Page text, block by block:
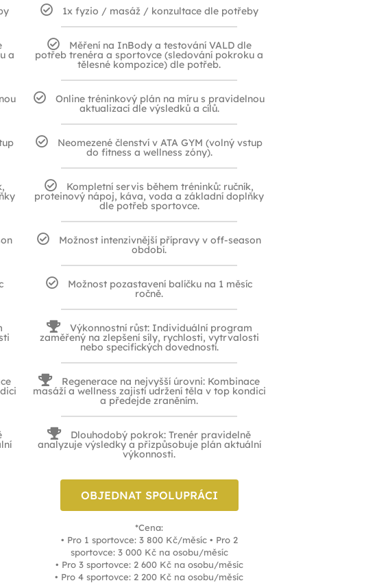
a
1x fyzio / masáž / konzultace dle potřeby
Měření na InBody a testování VALD dle
potřeb trenéra a sportovce (sledování pokroku a
tělesné kompozice) dle potřeb.
Online tréninkový plán na míru s pravidelnou
aktualizací dle výsledků a cílů.
Neomezené členství v ATA GYM (volný vstup
do fitness a wellness zóny).
Kompletní servis během tréninků: ručník,
proteinový nápoj, káva, voda a základní doplňky
dle potřeb sportovce.
Možnost intenzivnější přípravy v off-season
období.
Možnost pozastavení balíčku na 1 měsíc
ročně.
Výkonnostní růst: Individuální program
zaměřený na zlepšení síly, rychlosti, vytrvalosti
nebo specifických dovedností.
Regenerace na nejvyšší úrovni: Kombinace
masáží a wellness zajistí udržení těla v top kondici
a předejde zraněním.
Dlouhodobý pokrok: Trenér pravidelně
analyzuje výsledky a přizpůsobuje plán aktuální
výkonnosti.
OBJEDNAT SPOLUPRÁCI
*Cena:
• Pro 1 sportovce: 3 800 Kč/měsíc • Pro 2
sportovce: 3 000 Kč na osobu/měsíc
• Pro 3 sportovce: 2 600 Kč na osobu/měsíc
• Pro 4 sportovce: 2 200 Kč na osobu/měsíc